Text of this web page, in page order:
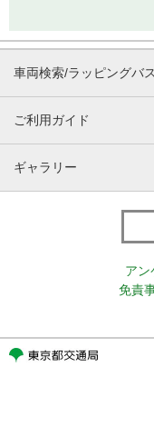
車両検索/ラッピングバ
ご利用ガイド
ギャラリー
アン
免責